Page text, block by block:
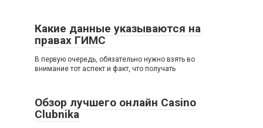
Какие данные указываются на
правах ГИМС
В первую очередь, обязательно нужно взять во
внимание тот аспект и факт, что получать
Обзор лучшего онлайн Casino
Clubnika